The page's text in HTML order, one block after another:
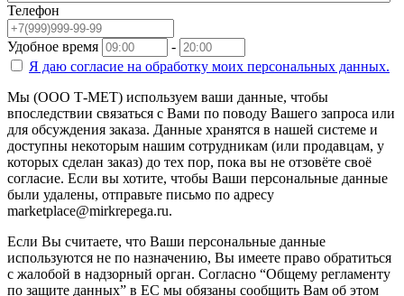
Телефон
Удобное время
-
Я даю согласие на обработку моих персональных данных.
Мы (ООО Т-МЕТ) используем ваши данные, чтобы
впоследствии связаться с Вами по поводу Вашего запроса или
для обсуждения заказа. Данные хранятся в нашей системе и
доступны некоторым нашим сотрудникам (или продавцам, у
которых сделан заказ) до тех пор, пока вы не отзовёте своё
согласие. Если вы хотите, чтобы Ваши персональные данные
были удалены, отправьте письмо по адресу
marketplace@mirkrepega.ru.
Если Вы считаете, что Ваши персональные данные
используются не по назначению, Вы имеете право обратиться
с жалобой в надзорный орган. Согласно “Общему регламенту
по защите данных” в ЕС мы обязаны сообщить Вам об этом